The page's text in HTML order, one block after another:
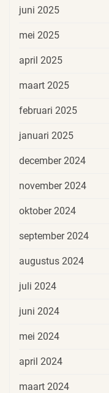
juni 2025
mei 2025
april 2025
maart 2025
februari 2025
januari 2025
december 2024
november 2024
oktober 2024
september 2024
augustus 2024
juli 2024
juni 2024
mei 2024
april 2024
maart 2024